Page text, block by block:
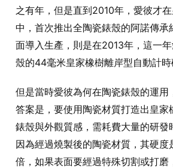
之有年，但是直到2010年，愛彼才
中，首次推出全陶瓷錶殼的阿諾傳承
面導入生產，則是在2013年，這一
殼的44毫米皇家橡樹離岸型自動計時
但是當時愛彼為何在陶瓷錶殼的運用
答案是，要使用陶瓷材質打造出皇家
錶殼與外觀質感，需耗費大量的研發
因為經過燒製後的陶瓷材質，其硬度
倍，如果表面要經過特殊切割或打磨